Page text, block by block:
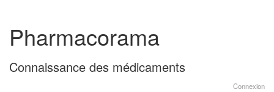
contenu
menu
principal
Pharmacorama
Connaissance des médicaments
Connexion